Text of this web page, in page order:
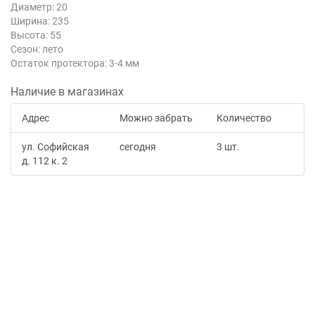
Диаметр: 20
Ширина: 235
Высота: 55
Сезон: лето
Остаток протектора: 3-4 мм
Наличие в магазинах
Адрес Можно забрать Количество
ул. Софийская
д. 112 к. 2
сегодня 3 шт.